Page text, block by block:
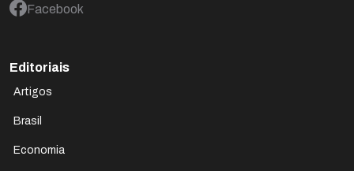
Facebook
Editoriais
Artigos
Brasil
Economia